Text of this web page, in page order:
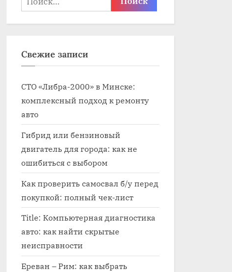
Свежие записи
СТО «Либра-2000» в Минске:
комплексный подход к ремонту
авто
Гибрид или бензиновый
двигатель для города: как не
ошибиться с выбором
Как проверить самосвал б/у перед
покупкой: полный чек-лист
Title: Компьютерная диагностика
авто: как найти скрытые
неисправности
Ереван – Рим: как выбрать